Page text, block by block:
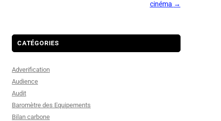
cinéma →
CATÉGORIES
Adverification
Audience
Audit
Baromètre des Equipements
Bilan carbone